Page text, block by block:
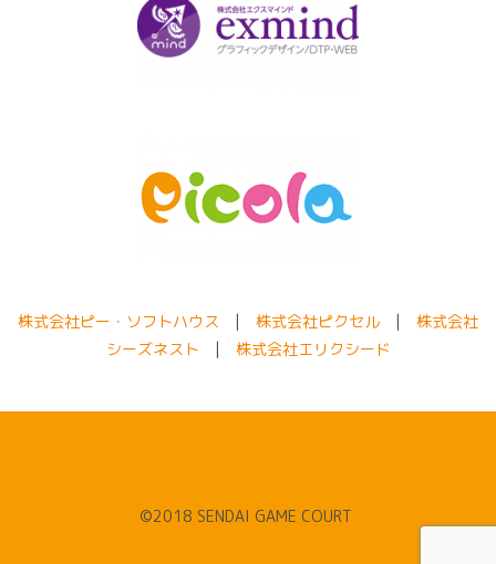
株式会社ピー・ソフトハウス 株式会社ピクセル
株式会社
シーズネスト
株式会社エリクシード
©2018 SENDAI GAME COURT